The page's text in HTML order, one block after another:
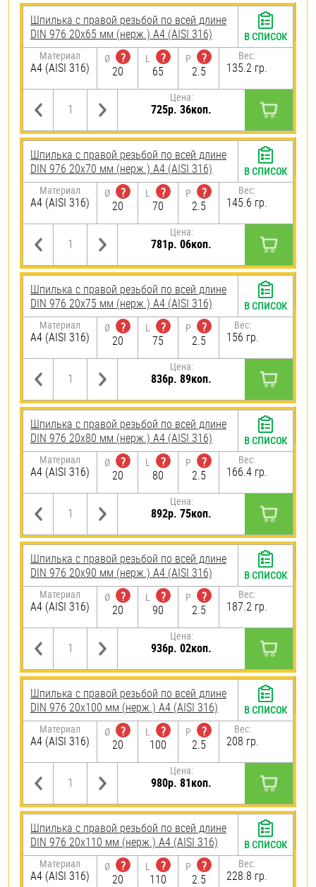
Шпилька с правой резьбой по всей длине
DIN 976 20х65 мм (нерж.) A4 (AISI 316)
Материал
A4 (AISI 316)
Ø
?
20
L
?
65
P
?
2.5
Вес:
135.2 гр.
Цена:
725р. 36коп.
В СПИСОК
Шпилька с правой резьбой по всей длине
DIN 976 20х70 мм (нерж.) A4 (AISI 316)
Материал
A4 (AISI 316)
Ø
?
20
L
?
70
P
?
2.5
Вес:
145.6 гр.
Цена:
781р. 06коп.
В СПИСОК
Шпилька с правой резьбой по всей длине
DIN 976 20х75 мм (нерж.) A4 (AISI 316)
Материал
A4 (AISI 316)
Ø
?
20
L
?
75
P
?
2.5
Вес:
156 гр.
Цена:
836р. 89коп.
В СПИСОК
Шпилька с правой резьбой по всей длине
DIN 976 20х80 мм (нерж.) A4 (AISI 316)
Материал
A4 (AISI 316)
Ø
?
20
L
?
80
P
?
2.5
Вес:
166.4 гр.
Цена:
892р. 75коп.
В СПИСОК
Шпилька с правой резьбой по всей длине
DIN 976 20х90 мм (нерж.) A4 (AISI 316)
Материал
A4 (AISI 316)
Ø
?
20
L
?
90
P
?
2.5
Вес:
187.2 гр.
Цена:
936р. 02коп.
В СПИСОК
Шпилька с правой резьбой по всей длине
DIN 976 20х100 мм (нерж.) A4 (AISI 316)
Материал
A4 (AISI 316)
Ø
?
20
L
?
100
P
?
2.5
Вес:
208 гр.
Цена:
980р. 81коп.
В СПИСОК
Шпилька с правой резьбой по всей длине
DIN 976 20х110 мм (нерж.) A4 (AISI 316)
Материал
A4 (AISI 316)
Ø
?
20
L
?
110
P
?
2.5
Вес:
228.8 гр.
В СПИСОК